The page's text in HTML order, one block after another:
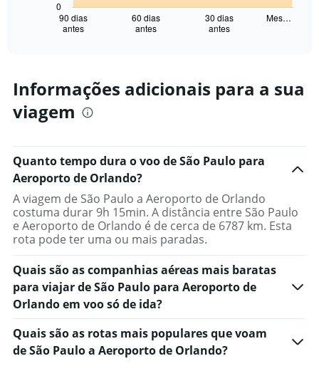
Range:
91
categories.
has
1
Y
axis
displaying
values.
Range:
0
to
7500.
90 dias
antes
60 dias
antes
30 dias
antes
Mes…
0
Informações adicionais para a sua
viagem
Quanto tempo dura o voo de São Paulo para
Aeroporto de Orlando?
A viagem de São Paulo a Aeroporto de Orlando
costuma durar 9h 15min. A distância entre São Paulo
e Aeroporto de Orlando é de cerca de 6787 km. Esta
rota pode ter uma ou mais paradas.
Quais são as companhias aéreas mais baratas
para viajar de São Paulo para Aeroporto de
Orlando em voo só de ida?
Quais são as rotas mais populares que voam
de São Paulo a Aeroporto de Orlando?